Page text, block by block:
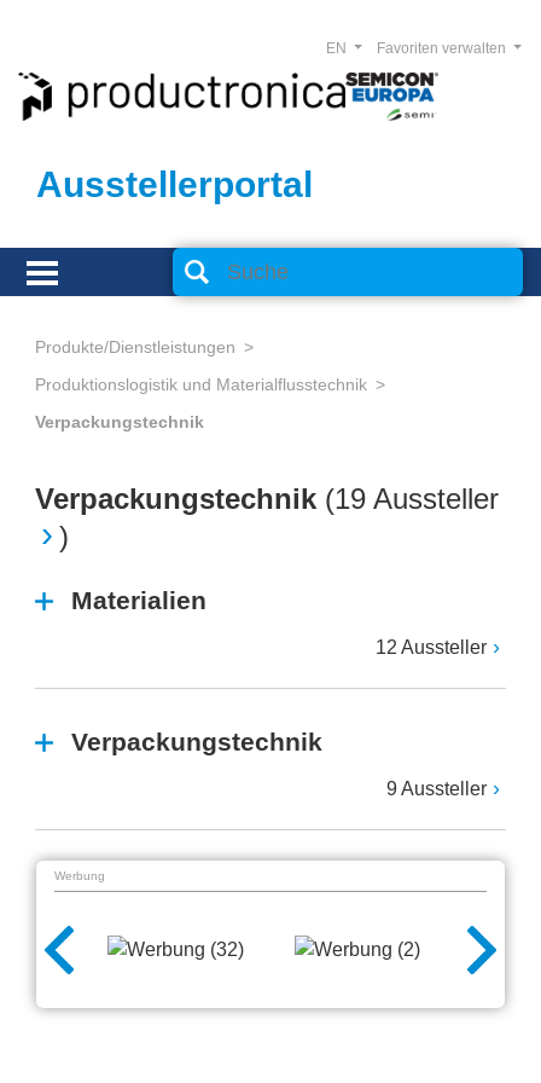
Ausstellerportal
Favoriten verwalten
EN
Produkte/Dienstleistungen
Produktionslogistik und Materialflusstechnik
Verpackungstechnik
Verpackungstechnik (19 Aussteller
)
Materialien
12 Aussteller
Verpackungstechnik
9 Aussteller
Werbung